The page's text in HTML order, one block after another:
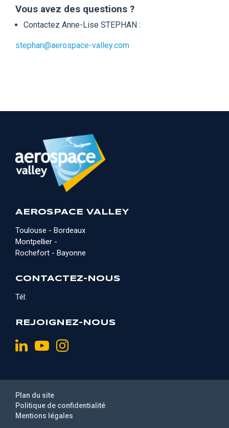
Vous avez des questions ?
Contactez Anne-Lise STEPHAN :
stephan@aerospace-valley.com
AEROSPACE VALLEY
Toulouse - Bordeaux
Montpellier -
Rochefort - Bayonne
CONTACTEZ-NOUS
Tél:
REJOIGNEZ-NOUS
Mentions légales
Politique de confidentialité
Plan du site